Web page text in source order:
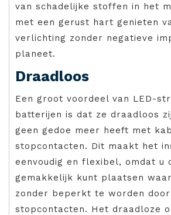
van schadelijke stoffen in het
met een gerust hart genieten
verlichting zonder negatieve
planeet.
Draadloos
Een groot voordeel van LED-
batterijen is dat ze draadloos
geen gedoe meer heeft met
stopcontacten. Dit maakt het
eenvoudig en flexibel, omdat u
gemakkelijk kunt plaatsen
zonder beperkt te worden
stopcontacten. Het draadloze